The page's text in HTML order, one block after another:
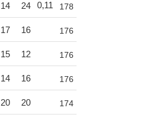
14 24 0,11 178
17 16 176
15 12 176
14 16 176
20 20 174